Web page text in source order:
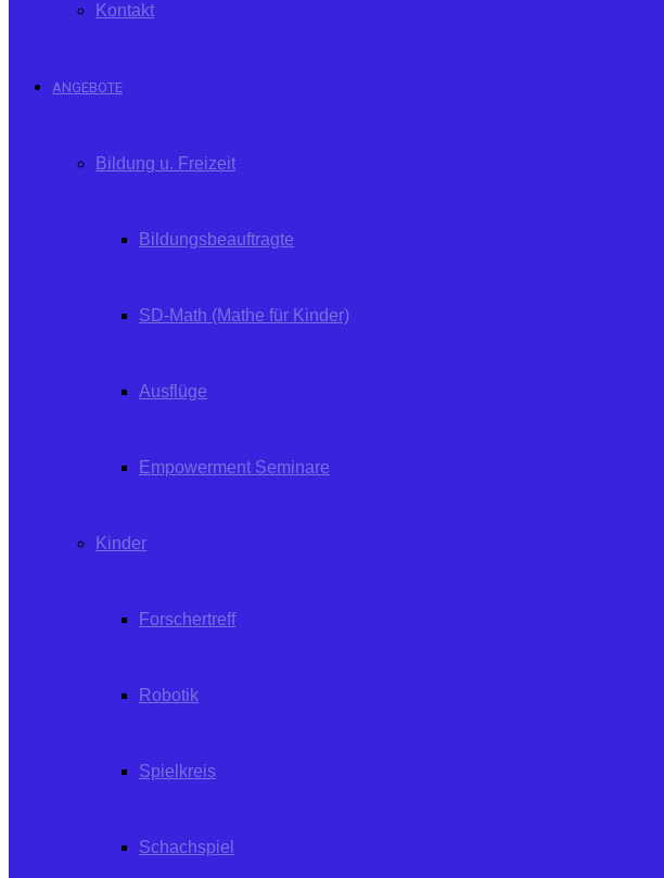
Kontakt
ANGEBOTE
Bildung u. Freizeit
Bildungsbeauftragte
SD-Math (Mathe für Kinder)
Ausflüge
Empowerment Seminare
Kinder
Forschertreff
Robotik
Spielkreis
Schachspiel